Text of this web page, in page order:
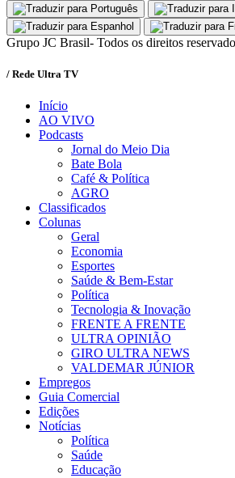
Grupo JC Brasil- Todos os direitos
/ Rede Ultra TV
Início
AO VIVO
Podcasts
Jornal do Meio Dia
Bate Bola
Café & Política
AGRO
Classificados
Colunas
Geral
Economia
Esportes
Saúde & Bem-Estar
Política
Tecnologia & Inovação
FRENTE A FRENTE
ULTRA OPINIÃO
GIRO ULTRA NEWS
VALDEMAR JÚNIOR
Empregos
Guia Comercial
Edições
Notícias
Política
Saúde
Educação